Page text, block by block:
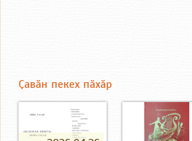
Ҫавӑн пекех пӑхӑр